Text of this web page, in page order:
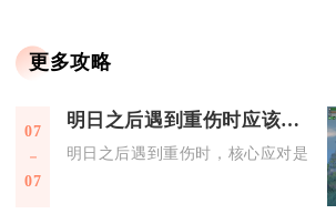
更多攻略
07
07
明日之后遇到重伤时应该怎样应对
明日之后遇到重伤时，核心应对是先